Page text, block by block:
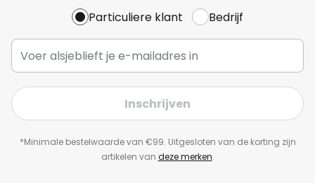
Particuliere klant Bedrijf
Inschrijven
*Minimale bestelwaarde van €99. Uitgesloten van de korting zijn
artikelen van deze merken.